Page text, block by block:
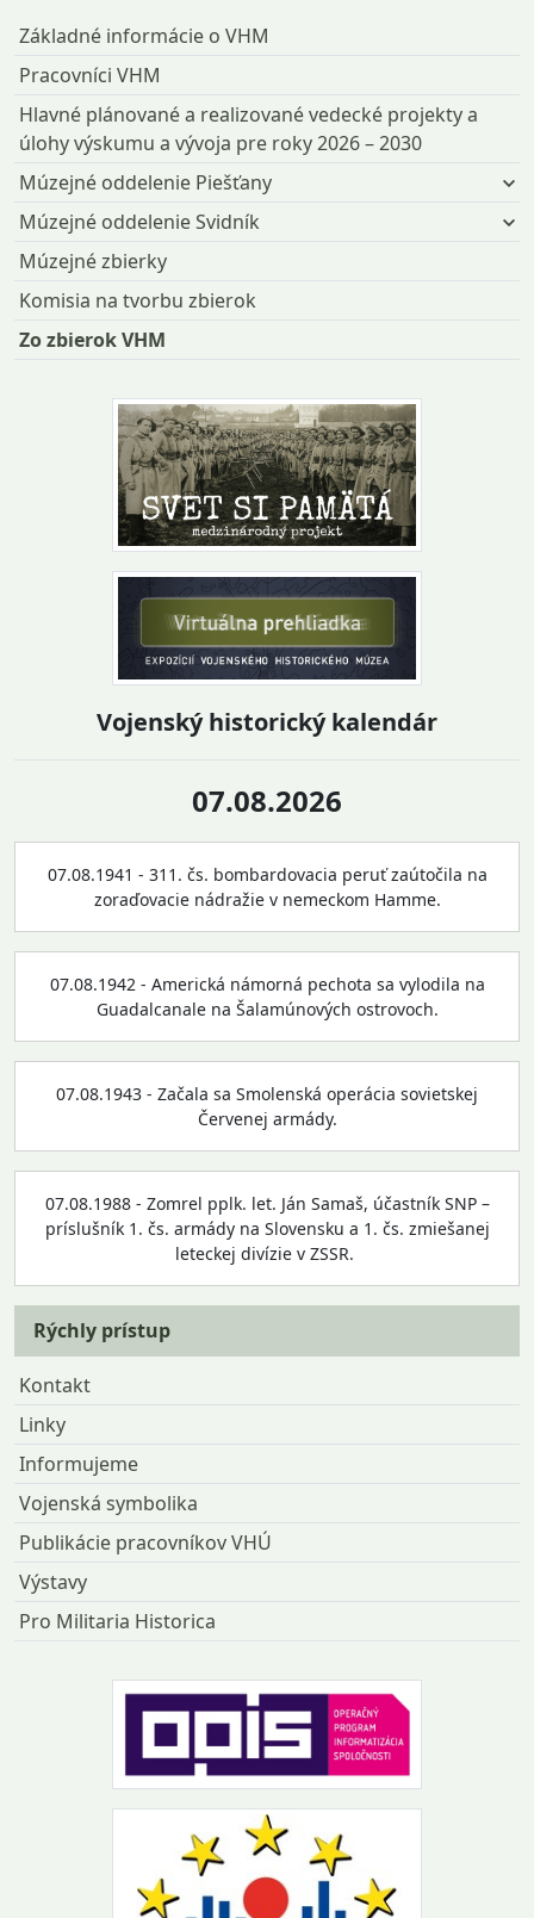
Základné informácie o VHM
Pracovníci VHM
Hlavné plánované a realizované vedecké projekty a
úlohy výskumu a vývoja pre roky 2026 – 2030
Múzejné oddelenie Piešťany
Múzejné oddelenie Svidník
Múzejné zbierky
Komisia na tvorbu zbierok
Zo zbierok VHM
Vojenský historický kalendár
07.08.2026
07.08.1941 - 311. čs. bombardovacia peruť zaútočila na
zoraďovacie nádražie v nemeckom Hamme.
07.08.1942 - Americká námorná pechota sa vylodila na
Guadalcanale na Šalamúnových ostrovoch.
07.08.1943 - Začala sa Smolenská operácia sovietskej
Červenej armády.
07.08.1988 - Zomrel pplk. let. Ján Samaš, účastník SNP –
príslušník 1. čs. armády na Slovensku a 1. čs. zmiešanej
leteckej divízie v ZSSR.
Rýchly prístup
Kontakt
Linky
Informujeme
Vojenská symbolika
Publikácie pracovníkov VHÚ
Výstavy
Pro Militaria Historica